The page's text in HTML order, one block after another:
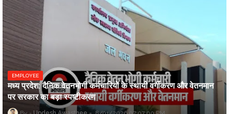
EMPLOYEE
मध्य प्रदेश: दैनिक वेतनभोगी कर्मचारियों के स्थायी वर्गीकरण और वेतनमान
पर सरकार का बड़ा स्पष्टीकरण